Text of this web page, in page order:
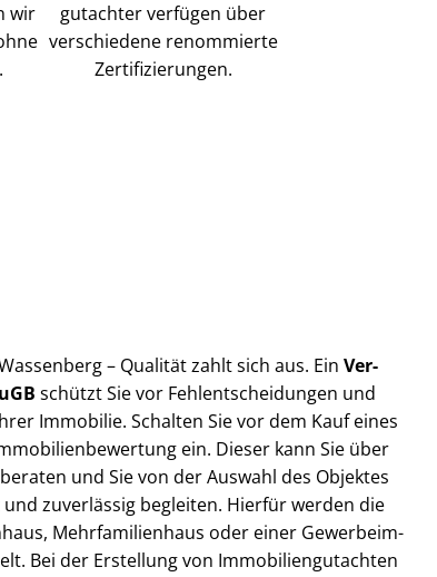
wir
gutachter verfügen über
verschiedene renommierte
Zer­ti­fi­zie­run­gen.
– Qualität zahlt sich aus. Ein Ver­
schützt Sie vor Fehl­ent­schei­dun­gen und
Immobilie. Schalten Sie vor dem Kauf eines
ein. Dieser kann Sie über
beraten und Sie von der Auswahl des Objektes
zuverlässig begleiten. Hierfür werden die
Mehr­fa­mi­li­en­haus oder einer Ge­wer­be­im­
Bei der Erstellung von Im­mo­bi­li­en­gut­ach­ten